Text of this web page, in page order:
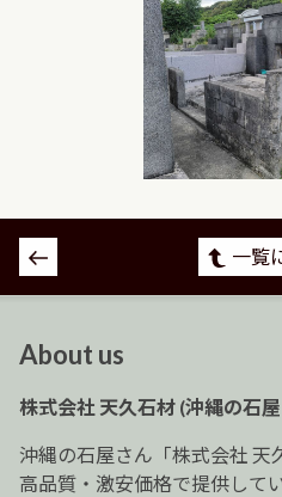
投
稿
ゲ
ー
ョ
ン
一覧
About us
株式会社 天久石材 (沖縄の石
沖縄の石屋さん「株式会社 天
高品質・激安価格で提供して